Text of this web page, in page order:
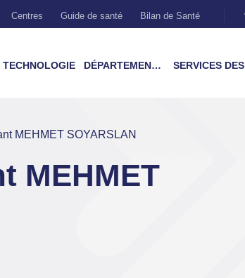
Centres Guide de santé Bilan de Santé
TECHNOLOGIE DÉPARTEMENTS & TRAITEMENTS SERVICES DES PATIENTS
MEHMET SOYARSLAN
MEHMET